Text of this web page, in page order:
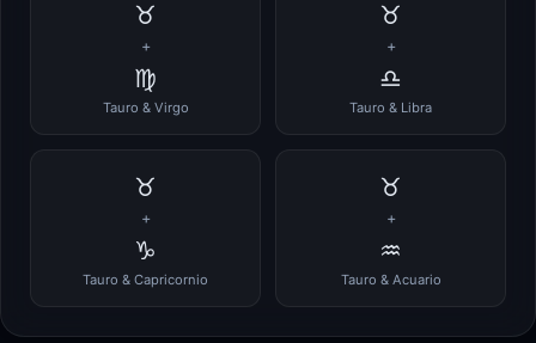
♉
+
♍
Tauro & Virgo
♉
+
♎
Tauro & Libra
♉
+
♑
Tauro & Capricornio
♉
+
♒
Tauro & Acuario